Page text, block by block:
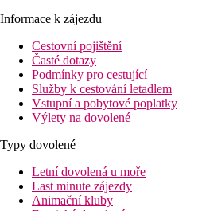
Informace k zájezdu
Cestovní pojištění
Časté dotazy
Podmínky pro cestující
Služby k cestování letadlem
Vstupní a pobytové poplatky
Výlety na dovolené
Typy dovolené
Letní dovolená u moře
Last minute zájezdy
Animační kluby